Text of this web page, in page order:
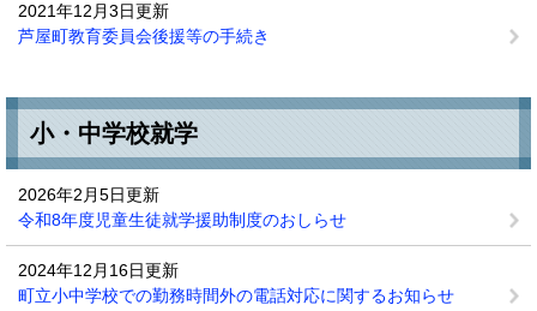
2021年12月3日更新
芦屋町教育委員会後援等の手続き
小・中学校就学
2026年2月5日更新
令和8年度児童生徒就学援助制度のおしらせ
2024年12月16日更新
町立小中学校での勤務時間外の電話対応に関するお知らせ